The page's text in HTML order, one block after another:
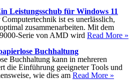
Leistungsschub für Windows 11
ist es unerlässlich,
zusammenarbeiten. Mit dem
Serie von AMD wird Read More »
Buchhaltung
Buchhaltung kann in mehreren
die Einführung geeigneter Tools und
wie dies am Read More »